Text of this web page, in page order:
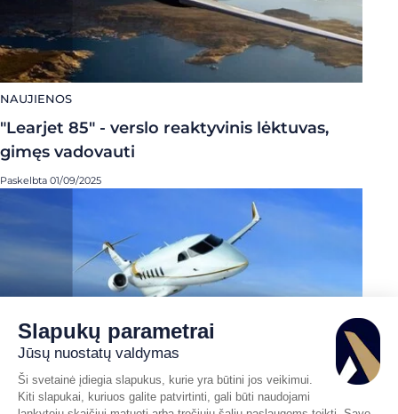
NAUJIENOS
"Learjet 85" - verslo reaktyvinis lėktuvas,
gimęs vadovauti
Paskelbta 01/09/2025
NAUJIENOS